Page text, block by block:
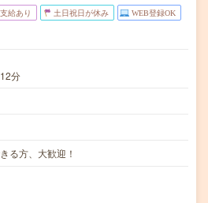
給あり 土日祝日が休み WEB登録OK
分
る方、大歓迎！